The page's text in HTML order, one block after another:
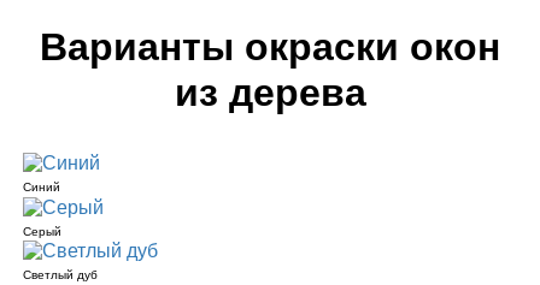
Варианты окраски окон
из дерева
Синий
Серый
Светлый дуб